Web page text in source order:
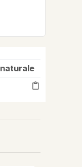
naturale